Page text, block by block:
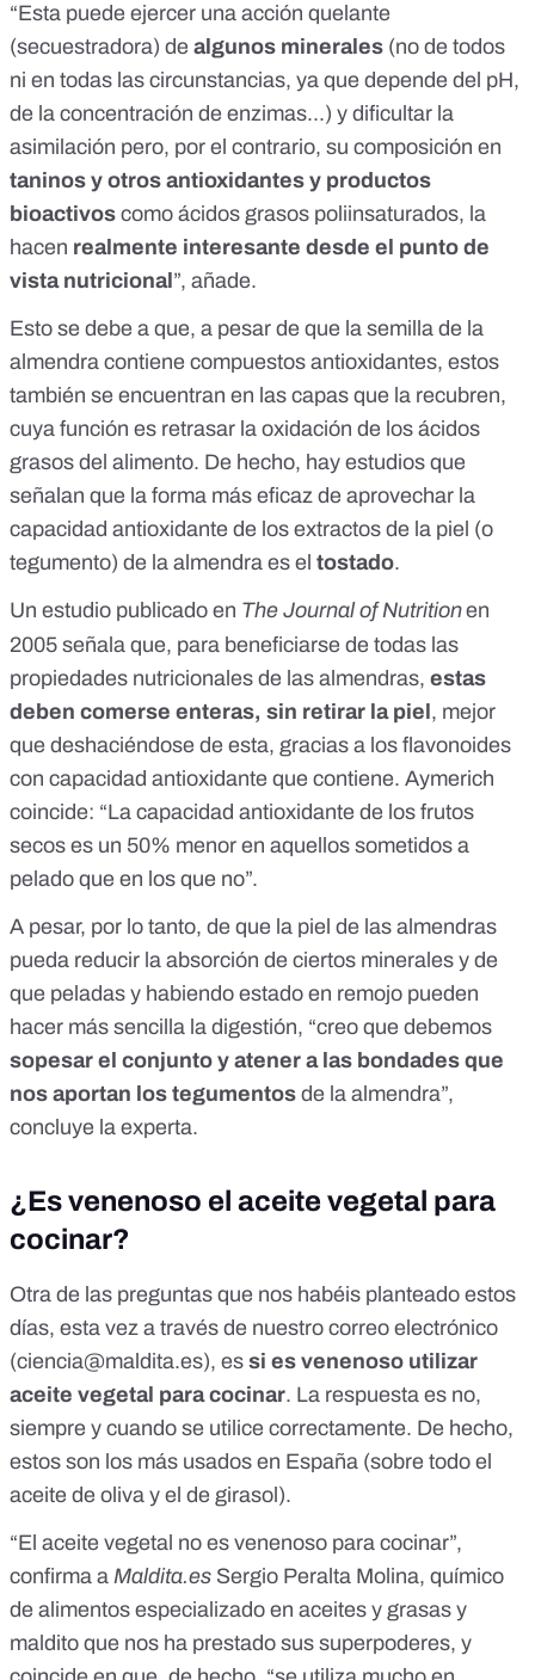
“Esta puede ejercer una acción quelante
(secuestradora) de algunos minerales (no de todos
ni en todas las circunstancias, ya que depende del pH,
de la concentración de enzimas...) y dificultar la
asimilación pero, por el contrario, su composición en
taninos y otros antioxidantes y productos
bioactivos como ácidos grasos poliinsaturados, la
hacen realmente interesante desde el punto de
vista nutricional ”, añade.
Esto se debe a que, a pesar de que la semilla de la
almendra contiene compuestos antioxidantes, estos
también se encuentran en las capas que la recubren,
cuya función es retrasar la oxidación de los ácidos
grasos del alimento. De hecho, hay estudios que
señalan que la forma más eficaz de aprovechar la
capacidad antioxidante de los extractos de la piel (o
tegumento) de la almendra es el tostado.
Un estudio publicado en The Journal of Nutritionen
2005 señala que, para beneficiarse de todas las
propiedades nutricionales de las almendras, estas
deben comerse enteras, sin retirar la piel , mejor
que deshaciéndose de esta, gracias a los flavonoides
con capacidad antioxidante que contiene. Aymerich
coincide: “La capacidad antioxidante de los frutos
secos es un 50% menor en aquellos sometidos a
pelado que en los que no”.
A pesar, por lo tanto, de que la piel de las almendras
pueda reducir la absorción de ciertos minerales y de
que peladas y habiendo estado en remojo pueden
hacer más sencilla la digestión, “creo que debemos
sopesar el conjunto y atener a las bondades que
nos aportan los tegumentos de la almendra”,
concluye la experta.
¿Es venenoso el aceite vegetal para
cocinar?
Otra de las preguntas que nos habéis planteado estos
días, esta vez a través de nuestro correo electrónico
(ciencia@maldita.es), es si es venenoso utilizar
aceite vegetal para cocinar. La respuesta es no,
siempre y cuando se utilice correctamente. De hecho,
estos son los más usados en España (sobre todo el
aceite de oliva y el de girasol).
“El aceite vegetal no es venenoso para cocinar”,
confirma a Maldita.es Sergio Peralta Molina, químico
de alimentos especializado en aceites y grasas y
maldito que nos ha prestado sus superpoderes, y